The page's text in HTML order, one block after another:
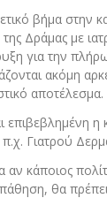
βήμα στην
Δράμας με
για την
ακόμη
αποτέλεσμα.
επιβεβλημένη
Γιατρού
κάποιος
θα